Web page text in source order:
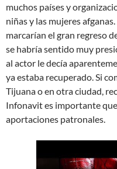
muchos países y
niñas y las mujeres
marcarían el gran regreso
se habría sentido muy
al actor le decía
ya estaba recuperado. Si
Tijuana o en otra ciudad,
Infonavit es importante
aportaciones patronales.